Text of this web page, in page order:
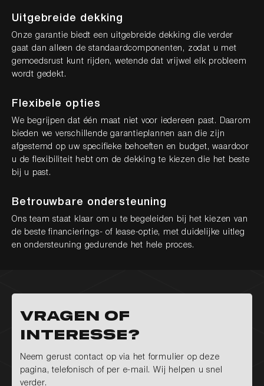
Over ons
Uitgebreide dekking
Onze garantie biedt een uitgebreide dekking die verder
gaat dan alleen de standaardcomponenten, zodat u met
gemoedsrust kunt rijden, wetende dat vrijwel elk probleem
wordt gedekt.
Flexibele opties
We begrijpen dat één maat niet voor iedereen past. Daarom
bieden we verschillende garantieplannen aan die zijn
afgestemd op uw specifieke behoeften en budget, waardoor
u de flexibiliteit hebt om de dekking te kiezen die het beste
bij u past.
Betrouwbare ondersteuning
Ons team staat klaar om u te begeleiden bij het kiezen van
de beste financierings- of lease-optie, met duidelijke uitleg
en ondersteuning gedurende het hele proces.
Vragen of
interesse?
Neem gerust contact op via het formulier op deze
pagina, telefonisch of per e-mail. Wij helpen u snel
verder.